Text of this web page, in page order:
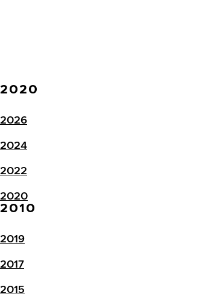
2020
2026
2024
2022
2020
2010
2019
2017
2015